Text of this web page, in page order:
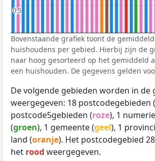
0,5
0,5
Bovenstaande grafiek toont de
huishoudens per gebied. Hierbij zijn de
naar hoog gesorteerd op het gemiddeld
een huishouden. De gegevens gelden
De volgende gebieden worden in de
weergegeven: 18 postcodegebieden (
postcode5gebieden (roze), 1
(groen), 1 gemeente (geel), 1
land (oranje). Het postcodegebied
het rood weergegeven.